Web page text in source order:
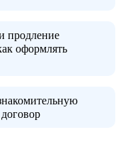
продление
оформлять